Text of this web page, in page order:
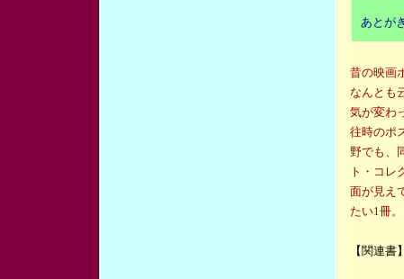
あとが
昔の映画
なんとも
気が変わ
往時のポ
野でも、
ト・コレ
面が見え
たい1冊。
【関連